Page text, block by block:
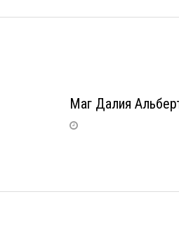
Маг Далия